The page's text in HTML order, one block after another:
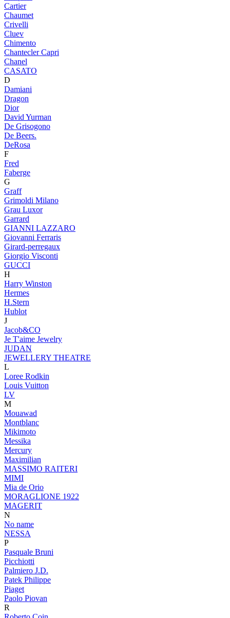
Cartier
Chaumet
Crivelli
Cluev
Chimento
Chantecler Capri
Chanel
CASATO
D
Damiani
Dragon
Dior
David Yurman
De Grisogono
De Beers.
DeRosa
F
Fred
Faberge
G
Graff
Grimoldi Milano
Grau Luxor
Garrard
GIANNI LAZZARO
Giovanni Ferraris
Girard-perregaux
Giorgio Visconti
GUCCI
H
Harry Winston
Hermes
H.Stern
Hublot
J
Jacob&CO
Je T'aime Jewelry
JUDAN
JEWELLERY THEATRE
L
Loree Rodkin
Louis Vuitton
LV
M
Mouawad
Montblanc
Mikimoto
Messika
Mercury
Maximilian
MASSIMO RAITERI
MIMI
Mia de Orio
MORAGLIONE 1922
MAGERIT
N
No name
NESSA
P
Pasquale Bruni
Picchiotti
Palmiero J.D.
Patek Philippe
Piaget
Paolo Piovan
R